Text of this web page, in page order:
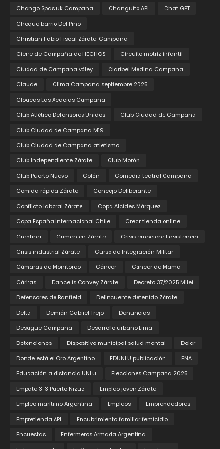
Chango Spasiuk Campana
Changuito API
Chat GPT
Choque barrio Del Pino
Christian Fabio Fiscal Zárate-Campana
Cierre de Campaña de HECHOS
Circuito motriz infantil
Ciudad de Campana vóley
Claribel Medina Campana
Claude
Clima Campana septiembre 2025
Cloacas Las Acacias Campana
Club Atlético Defensores Unidos
Club Ciudad de Campana
Club Ciudad de Campana M19
Club Ciudad de Campana atletismo
Club Independiente Zárate
Club Morón
Club Puerto Nuevo
Colón
Comedia teatral Campana
Comida rápida Zárate
Concejo Deliberante
Conflicto laboral Zárate
Copa Alcides Márquez
Copa España Internacional Chile
Crear tienda online
Creatina
Crimen en Zárate
Crisis emocional asistencia
Crisis industrial Zárate
Curso de Integración Militar
Cámaras de Monitoreo
Cáncer
Cáncer de Mama
Cáritas
Dance is Convey Zárate
Decreto 37/2025 Milei
Defensores de Banfield
Delincuente detenido Zárate
Delta
Demián Gabriel Trejo
Denuncias
Desagüe Campana
Desarrollo urbano Lima
Detenciones
Dispositivo municipal salud mental
Dolar
Donde está el Oro Argentino
EDUNLU publicación
ENA
Educación a distancia UNLu
Elecciones Campana 2025
Empate 3-3 Puerto Nizuc
Empleo joven Zárate
Empleo marítimo Argentina
Empleos
Emprendedores
Empretienda API
Encubrimiento familiar femicidio
Encuestas
Enfermeros Armada Argentina